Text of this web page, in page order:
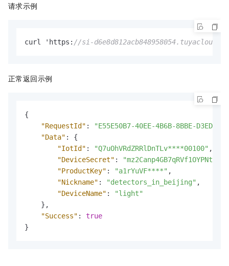
请求示例
curl 'https : //si-
正常返回示例
{
"RequestId" :
"E55E50B7-40EE-4B6B-8BBE-
"Data" :
{
"IotId" : "Q7uOhVRdZRRlDnTLv****00100" ,
"DeviceSecret" :
"ProductKey" : "a1rYuVF****" ,
"Nickname" : "detectors_in_beijing" ,
"DeviceName" :
"light"
} ,
"Success" :
true
}